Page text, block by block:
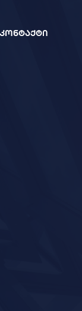
კონტაქტი